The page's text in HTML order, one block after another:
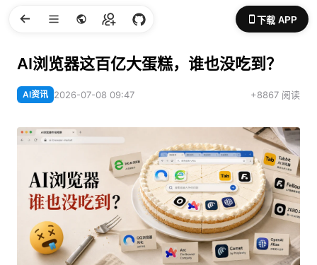
下载 APP
AI浏览器这百亿大蛋糕，谁也没吃到？
AI资讯 2026-07-08 09:47 +8867 阅读